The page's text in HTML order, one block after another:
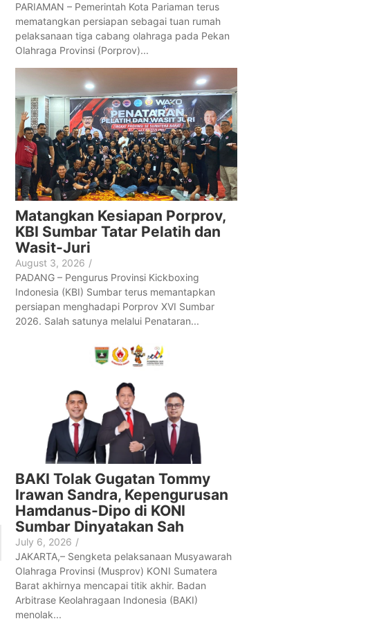
PARIAMAN – Pemerintah Kota Pariaman terus
mematangkan persiapan sebagai tuan rumah
pelaksanaan tiga cabang olahraga pada Pekan
Olahraga Provinsi (Porprov)...
Matangkan Kesiapan Porprov,
KBI Sumbar Tatar Pelatih dan
Wasit-Juri
August 3, 2026 /
PADANG – Pengurus Provinsi Kickboxing
Indonesia (KBI) Sumbar terus memantapkan
persiapan menghadapi Porprov XVI Sumbar
2026. Salah satunya melalui Penataran...
BAKI Tolak Gugatan Tommy
Irawan Sandra, Kepengurusan
Hamdanus-Dipo di KONI
Sumbar Dinyatakan Sah
July 6, 2026 /
JAKARTA,– Sengketa pelaksanaan Musyawarah
Olahraga Provinsi (Musprov) KONI Sumatera
Barat akhirnya mencapai titik akhir. Badan
Arbitrase Keolahragaan Indonesia (BAKI)
menolak...